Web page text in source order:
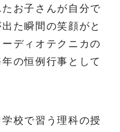
お子さんが自分で
た瞬間の笑顔がと
ディオテクニカの
の恒例行事として
校で習う理科の授